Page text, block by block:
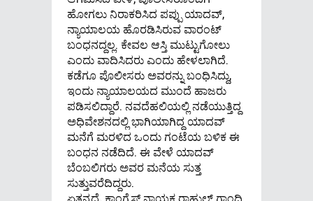
ಹೋಗಲು ನಿರಾಕರಿಸಿದ ಪಪ್ಪು ಯಾದವ್​,
ನ್ಯಾಯಾಲಯ ಹೊರಡಿಸಿರುವ ವಾರಂಟ್​​​
ಬಂಧನದ್ದಲ್ಲ. ಕೇವಲ ಆಸ್ತಿ ಮುಟ್ಟುಗೋಲು
ಎಂದು ವಾದಿಸಿದರು ಎಂದು ಹೇಳಲಾಗಿದೆ.
ಕಡೆಗೂ ಪೊಲೀಸರು ಅವರನ್ನು ಬಂಧಿಸಿದ್ದು,
ಇಂದು ನ್ಯಾಯಾಲಯದ ಮುಂದೆ ಹಾಜರು
ಪಡಿಸಲಿದ್ದಾರೆ. ನವದೆಹಲಿಯಲ್ಲಿ ನಡೆಯುತ್ತಿದ್ದ
ಅಧಿವೇಶನದಲ್ಲಿ ಭಾಗಿಯಾಗಿದ್ದ ಯಾದವ್​
ಮನೆಗೆ ಮರಳಿದ ಒಂದು ಗಂಟೆಯ ಬಳಿಕ ಈ
ಬಂಧನ ನಡೆದಿದೆ. ಈ ವೇಳೆ ಯಾದವ್​
ಬೆಂಬಲಿಗರು ಅವರ ಮನೆಯ ಸುತ್ತ
ಸುತ್ತುವರೆದಿದ್ದರು.
ಏತನ್ಮಧ್ಯೆ, ಕಾಂಗ್ರೆಸ್ ನಾಯಕ ರಾಹುಲ್ ಗಾಂಧಿ